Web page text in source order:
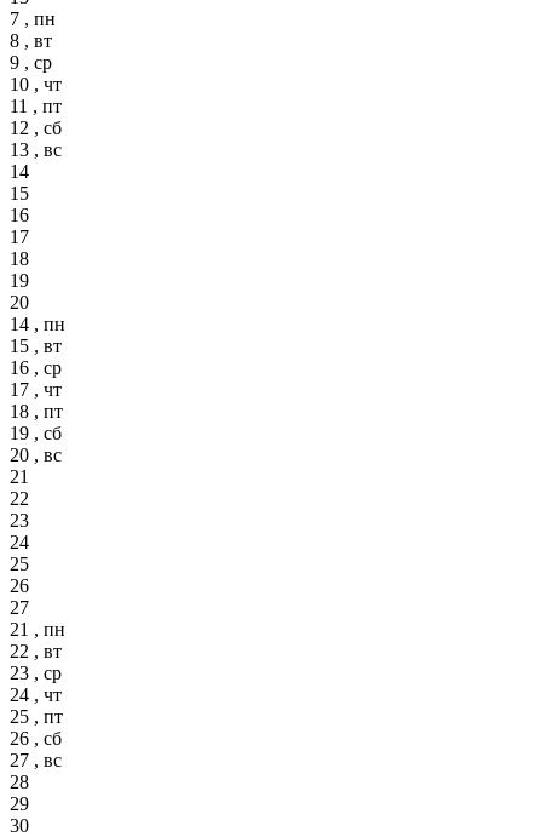
7 , пн
8 , вт
9 , ср
10 , чт
11 , пт
12 , сб
13 , вс
14
15
16
17
18
19
20
14 , пн
15 , вт
16 , ср
17 , чт
18 , пт
19 , сб
20 , вс
21
22
23
24
25
26
27
21 , пн
22 , вт
23 , ср
24 , чт
25 , пт
26 , сб
27 , вс
28
29
30